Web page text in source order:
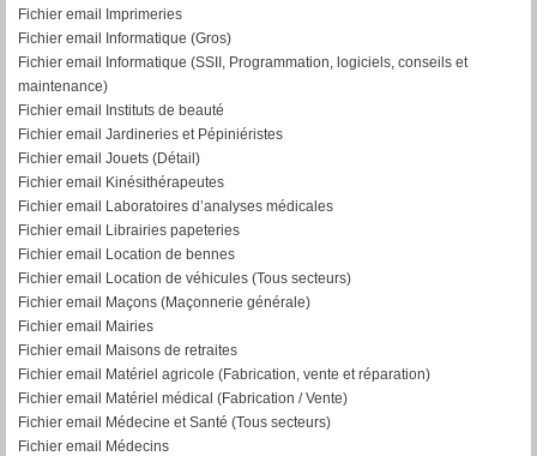
Fichier email Imprimeries
Fichier email Informatique (Gros)
Fichier email Informatique (SSII, Programmation, logiciels, conseils et
maintenance)
Fichier email Instituts de beauté
Fichier email Jardineries et Pépiniéristes
Fichier email Jouets (Détail)
Fichier email Kinésithérapeutes
Fichier email Laboratoires d’analyses médicales
Fichier email Librairies papeteries
Fichier email Location de bennes
Fichier email Location de véhicules (Tous secteurs)
Fichier email Maçons (Maçonnerie générale)
Fichier email Mairies
Fichier email Maisons de retraites
Fichier email Matériel agricole (Fabrication, vente et réparation)
Fichier email Matériel médical (Fabrication / Vente)
Fichier email Médecine et Santé (Tous secteurs)
Fichier email Médecins